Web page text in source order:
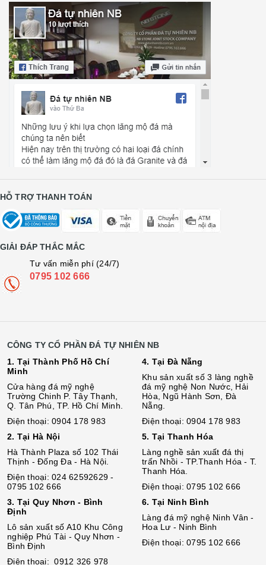
HỖ TRỢ THANH TOÁN
GIẢI ĐÁP THẮC MẮC
Tư vấn miễn phí (24/7)
0795 102 666
CÔNG TY CỔ PHẦN ĐÁ TỰ NHIÊN NB
1. Tại Thành Phố Hồ Chí
Minh
Cửa hàng đá mỹ nghệ
Trường Chinh P. Tây Thạnh,
Q. Tân Phú, TP. Hồ Chí Minh.
Điện thoại: 0904 178 983
2. Tại Hà Nội
Hà Thành Plaza số 102 Thái
Thịnh - Đống Đa - Hà Nội.
Điện thoại: 024 62592629 -
0795 102 666
3. Tại Quy Nhơn - Bình
Định
Lô sản xuất số A10 Khu Công
nghiệp Phú Tài - Quy Nhơn -
Bình Định
Điện thoại: 0912 326 978
4. Tại Đà Nẵng
Khu sản xuất số 3 làng nghề
đá mỹ nghệ Non Nước, Hải
Hòa, Ngũ Hành Sơn, Đà
Nẵng.
Điện thoại: 0904 178 983
5. Tại Thanh Hóa
Làng nghề sản xuất đá thị
trấn Nhồi - TP.Thanh Hóa - T.
Thanh Hóa.
Điện thoại: 0795 102 666
6. Tại Ninh Bình
Làng đá mỹ nghệ Ninh Vân -
Hoa Lư - Ninh Bình
Điện thoại: 0795 102 666